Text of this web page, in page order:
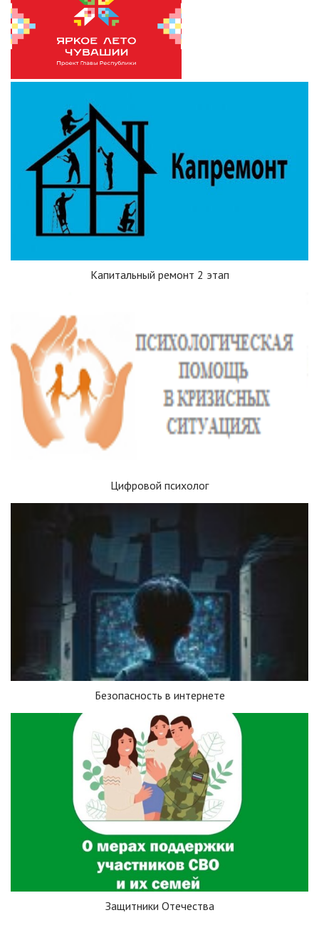
Капитальный ремонт 2 этап
Цифровой психолог
Безопасность в интернете
Защитники Отечества